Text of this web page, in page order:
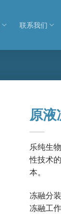
联系我们
原
乐纯生
性技术
本。
冻融分
冻融工